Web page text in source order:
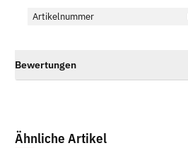
Artikelnummer
Bewertungen
Ähnliche Artikel